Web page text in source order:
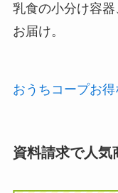
乳食の小分け容
お届け。
おうちコープお
資料請求で人気